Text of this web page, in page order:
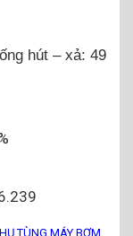
hút – xả: 49
TÙNG MÁY BƠM